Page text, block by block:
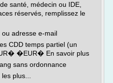
santé, médecin ou IDE,
réservés, remplissez le
adresse e-mail
CDD temps partiel (un
�EUR� En savoir plus
sans ordonnance
plus...